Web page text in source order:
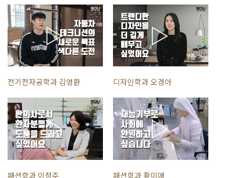
전기전자공학과 김영환 디자인학과 오경아
패션학과 이정주 패션학과 황미애